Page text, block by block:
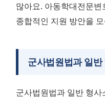
많아요. 아동학대전문
종합적인 지원 방안을
군사법원법과 일
군사법원법과 일반 형